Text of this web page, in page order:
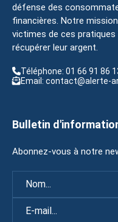
défense des
financières. Notre
victimes de ces
récupérer leur argent.
Téléphone: 01 66 91 86
Email: contact@alerte-
Bulletin
Abonnez-vous à notre